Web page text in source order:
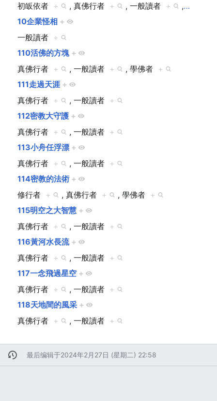
初皈依者 + , 真佛行者 + , 一般讀者 + ,…
10企業怪相 +
一般讀者 +
110活佛的方塊 +
真佛行者 + , 一般讀者 + , 學佛者 +
111走過天涯 +
真佛行者 + , 一般讀者 +
112密教大守護 +
真佛行者 + , 一般讀者 +
113小舟任浮漂 +
真佛行者 + , 一般讀者 +
114密教的法術 +
修行者 + , 真佛行者 + , 學佛者 +
115明空之大智慧 +
真佛行者 + , 一般讀者 +
116黃河水長流 +
真佛行者 + , 一般讀者 +
117一念飛過星空 +
真佛行者 + , 一般讀者 +
118天地間的風采 +
真佛行者 + , 一般讀者 +
最后编辑于2024年2月27日 (星期二) 22:58